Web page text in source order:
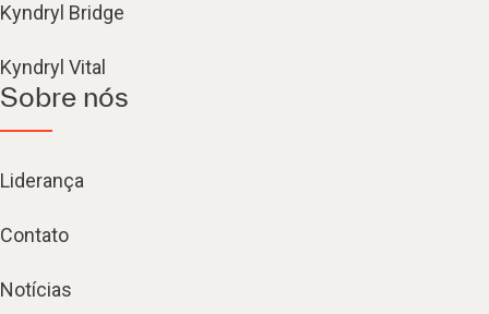
Kyndryl Bridge
Kyndryl Vital
Sobre nós
Liderança
Contato
Notícias